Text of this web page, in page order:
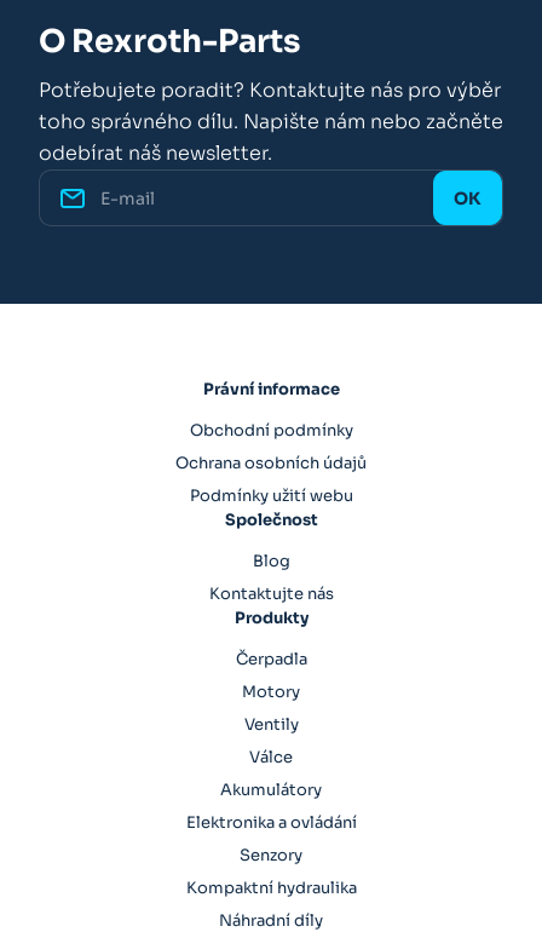
O Rexroth-Parts
Potřebujete poradit? Kontaktujte nás pro výběr
toho správného dílu. Napište nám nebo začněte
odebírat náš newsletter.
Právní informace
Obchodní podmínky
Ochrana osobních údajů
Podmínky užití webu
Společnost
Blog
Kontaktujte nás
Produkty
Čerpadla
Motory
Ventily
Válce
Akumulátory
Elektronika a ovládání
Senzory
Kompaktní hydraulika
Náhradní díly